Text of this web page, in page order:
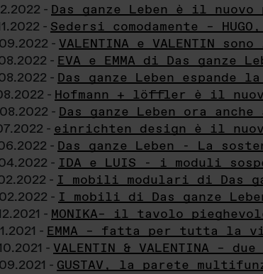
- Das ganze Leben è il
- Sedersi comodamente –
- VALENTINA e VALENTIN
- EVA e EMMA di Das
- Das ganze Leben
- Hofmann + löffler è il
- Das ganze Leben ora
- einrichten design è il
- Das ganze Leben - La
- IDA e LUIS - i moduli
- I mobili modulari di Das
- I mobili di Das ganze
- MONIKA– il tavolo
- EMMA – fatta per tutta la
- VALENTIN & VALENTINA –
- GUSTAV, la parete